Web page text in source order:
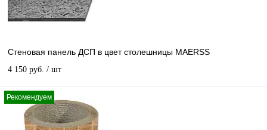
Стеновая панель ДСП в цвет столешницы MAERSS
4 150 руб. / шт
Рекомендуем